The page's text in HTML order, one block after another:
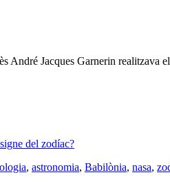
André Jacques Garnerin realitzava
, astronomia, Babilònia, nasa,